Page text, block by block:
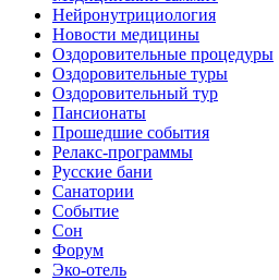
Нейронутрициология
Новости медицины
Оздоровительные процедуры
Оздоровительные туры
Оздоровительный тур
Пансионаты
Прошедшие события
Релакс-программы
Русские бани
Санатории
Событие
Сон
Форум
Эко-отель